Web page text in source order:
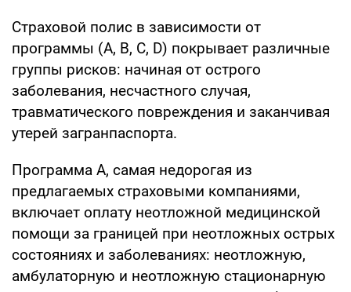
Страховой полис в зависимости от
программы (А, B, C, D) покрывает различные
группы рисков: начиная от острого
заболевания, несчастного случая,
травматического повреждения и заканчивая
утерей загранпаспорта.
Программа А, самая недорогая из
предлагаемых страховыми компаниями,
включает оплату неотложной медицинской
помощи за границей при неотложных острых
состояниях и заболеваниях: неотложную,
амбулаторную и неотложную стационарную